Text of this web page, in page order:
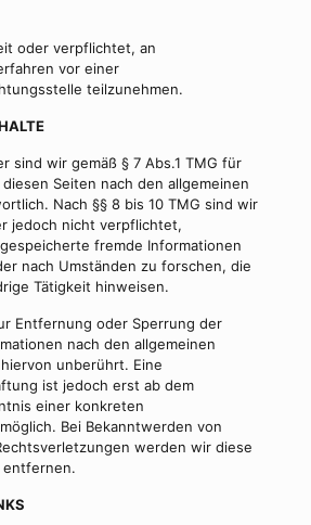
oder verpflichtet, an
vor einer
teilzunehmen.
sind wir gemäß § 7 Abs.1 TMG für
Seiten nach den allgemeinen
Nach §§ 8 bis 10 TMG sind wir
jedoch nicht verpflichtet,
fremde Informationen
nach Umständen zu forschen, die
Tätigkeit hinweisen.
Entfernung oder Sperrung der
nach den allgemeinen
unberührt. Eine
ist jedoch erst ab dem
einer konkreten
Bei Bekanntwerden von
werden wir diese
entfernen.